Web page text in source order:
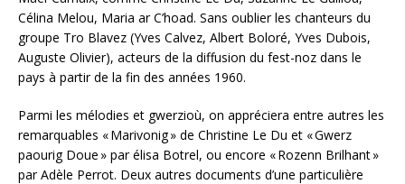
Célina Melou, Maria ar C’hoad. Sans oublier les chanteurs du
groupe Tro Blavez (Yves Calvez, Albert Boloré, Yves Dubois,
Auguste Olivier), acteurs de la diffusion du fest-noz dans le
pays à partir de la fin des années 1960.
Parmi les mélodies et gwerzioù, on appréciera entre autres les
remarquables « Marivonig » de Christine Le Du et « Gwerz
paourig Doue » par élisa Botrel, ou encore « Rozenn Brilhant »
par Adèle Perrot. Deux autres documents d’une particulière